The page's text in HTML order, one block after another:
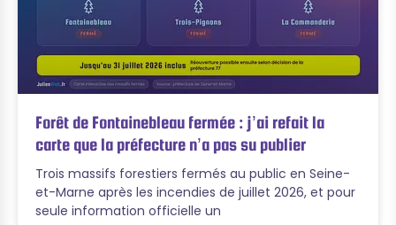
Forêt de Fontainebleau fermée : j’ai refait la
carte que la préfecture n’a pas su publier
Trois massifs forestiers fermés au public en Seine-
et-Marne après les incendies de juillet 2026, et pour
seule information officielle un